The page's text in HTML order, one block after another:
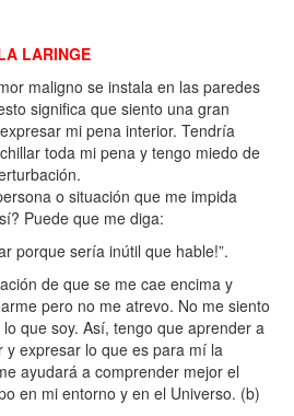
LARINGE
maligno se instala en las paredes
significa que siento una gran
mi pena interior. Tendría
toda mi pena y tengo miedo de
o situación que me impida
Puede que me diga:
porque sería inútil que hable!”.
de que se me cae encima y
pero no me atrevo. No me siento
que soy. Así, tengo que aprender a
y expresar lo que es para mí la
ayudará a comprender mejor el
en mi entorno y en el Universo. (b)